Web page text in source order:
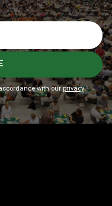
with ourprivacy